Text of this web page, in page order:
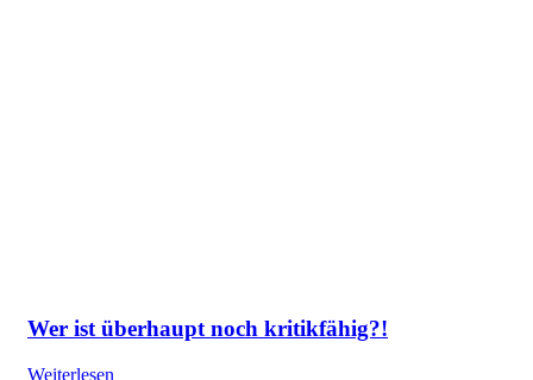
Wer ist überhaupt noch kritikfähig?!
Weiterlesen